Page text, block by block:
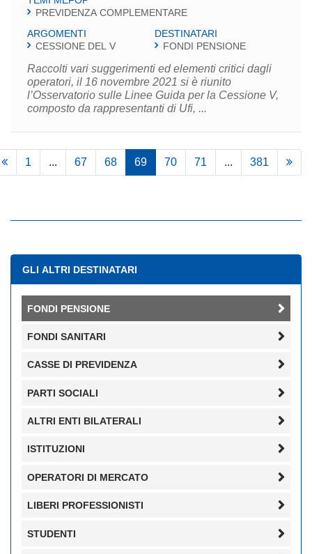
PREVIDENZA COMPLEMENTARE
ARGOMENTI
CESSIONE DEL V
DESTINATARI
FONDI PENSIONE
Raccolti vari suggerimenti ed elementi critici dagli
operatori, il 16 novembre 2021 si è riunito
l’Osservatorio sulle Linee Guida per la Cessione V,
composto da rappresentanti di Ufi, ...
1 ... 67 68 69 70 71 ... 381
GLI ALTRI DESTINATARI
FONDI PENSIONE
FONDI SANITARI
CASSE DI PREVIDENZA
PARTI SOCIALI
ALTRI ENTI BILATERALI
ISTITUZIONI
OPERATORI DI MERCATO
LIBERI PROFESSIONISTI
STUDENTI